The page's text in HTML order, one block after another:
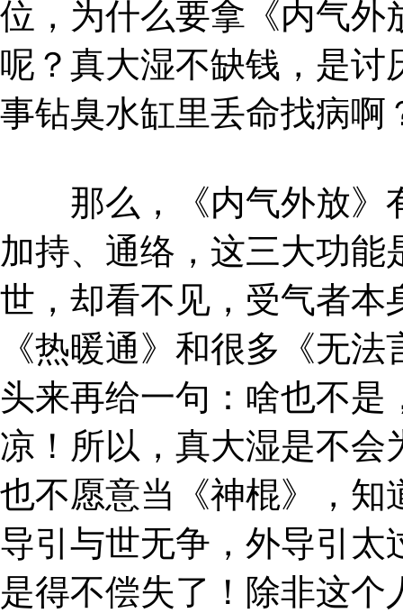
位，为什么要拿《内气外
呢？真大湿不缺钱，是讨
事钻臭水缸里丢命找病啊
那么，《内气外放》
加持、通络，这三大功
世，却看不见，受气者本
《热暖通》和很多《无
头来再给一句：啥也不
凉！所以，真大湿是不会
也不愿意当《神棍》，知
导引与世无争，外导引太
是得不偿失了！除非这